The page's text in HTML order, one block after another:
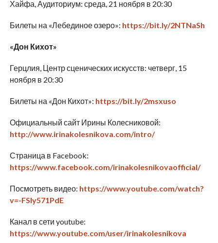
Хайфа, Аудиториум: среда, 21 ноября в 20:30
Билеты на «Лебединое озеро»: https://bit.ly/2NTNaSh
«Дон Кихот»
Герцлия, Центр сценических искусств: четверг, 15
ноября в 20:30
Билеты на «Дон Кихот»: https://bit.ly/2msxuso
Официальный сайт Ирины Колесниковой:
http://www.irinakolesnikova.com/intro/
Страница в Facebook:
https://www.facebook.com/irinakolesnikovaofficial/
Посмотреть видео: https://www.youtube.com/watch?
v=-FSly571PdE
Канал в сети youtube:
https://www.youtube.com/user/irinakolesnikova